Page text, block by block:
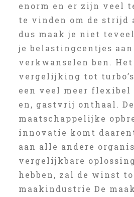
enorm en er zijn veel
te vinden om de strijd
dus maak je niet
je belastingcentjes
verkwanselen ben.
vergelijking tot turbo’s
een veel meer
en, gastvrij onthaal. De
maatschappelijke
innovatie komt
aan alle andere
vergelijkbare
hebben, zal de winst
maakindustrie De